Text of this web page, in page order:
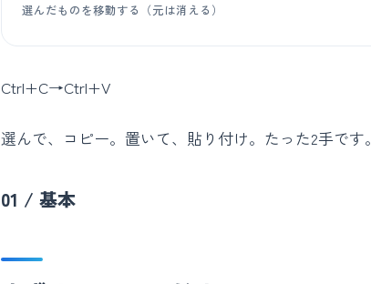
選んだものを移動する（元は消える）
Ctrl+C→Ctrl+V
選んで、コピー。置いて、貼り付け。たった2手です。
01 / 基本